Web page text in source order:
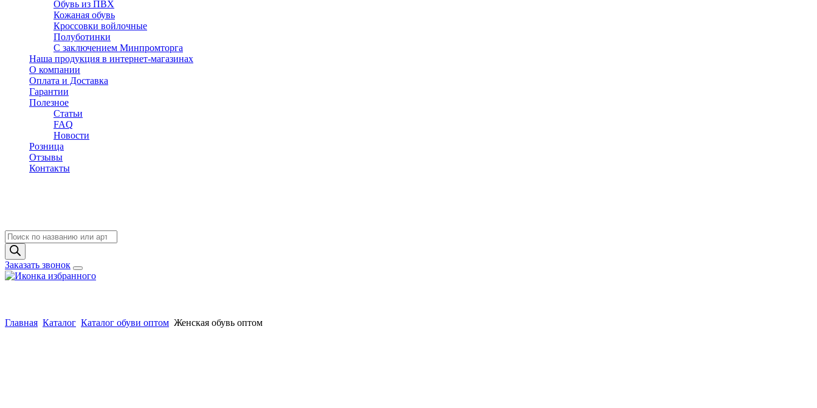
Обувь из ПВХ
Кожаная обувь
Кроссовки войлочные
Полуботинки
C заключением Минпромторга
Наша продукция в интернет-магазинах
О компании
Оплата и Доставка
Гарантии
Полезное
Статьи
FAQ
Новости
Розница
Отзывы
Контакты
Поиск
товаров
Заказать звонок
Главная Каталог Каталог обуви оптом Женская обувь оптом